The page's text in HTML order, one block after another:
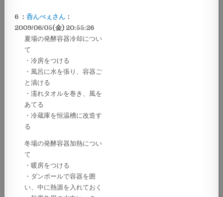
6 ：呑んべぇさん ：
2009/06/05(金) 20:55:26
夏場の発酵容器冷却につい
て
・冷房をつける
・風呂に水を張り、容器ご
と漬ける
・濡れタオルを巻き、風を
あてる
・冷蔵庫を恒温槽に改造す
る
冬場の発酵容器加熱につい
て
・暖房をつける
・ダンボールで容器を囲
い、中に熱源を入れておく